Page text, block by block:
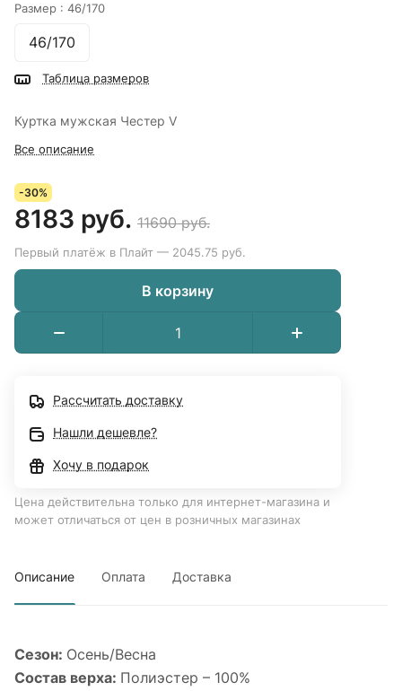
Размер : 46/170
46/170
Таблица размеров
Куртка мужская Честер V
Все описание
-30%
8183 руб. 11690 руб.
Первый платёж в Плайт — 2045.75 руб.
В корзину
Рассчитать доставку
Нашли дешевле?
Хочу в подарок
Цена действительна только для интернет-магазина и
может отличаться от цен в розничных магазинах
Описание Оплата Доставка
Сезон: Осень/Весна
Состав верха: Полиэстер – 100%